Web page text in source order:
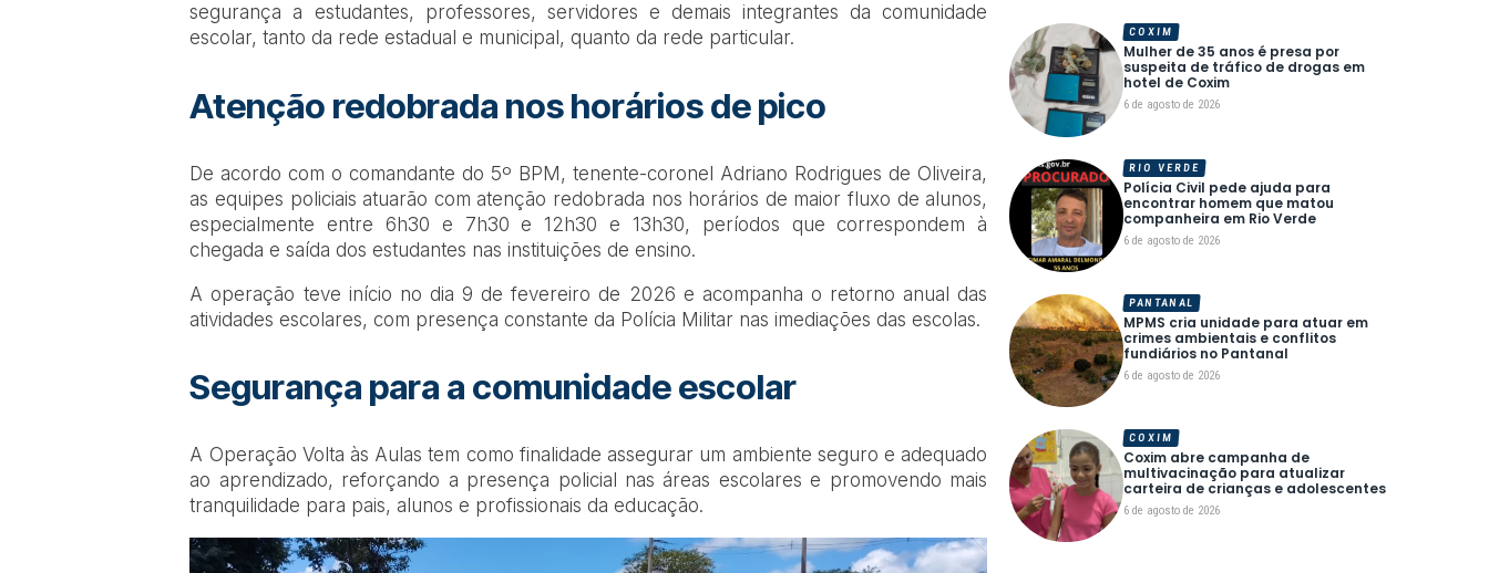
segurança a estudantes, professores, servidores e demais integrantes da comunidade
escolar, tanto da rede estadual e municipal, quanto da rede particular.
Atenção redobrada nos horários de pico
De acordo com o comandante do 5º BPM, tenente-coronel Adriano Rodrigues de Oliveira,
as equipes policiais atuarão com atenção redobrada nos horários de maior fluxo de alunos,
especialmente entre 6h30 e 7h30 e 12h30 e 13h30, períodos que correspondem à
chegada e saída dos estudantes nas instituições de ensino.
A operação teve início no dia 9 de fevereiro de 2026 e acompanha o retorno anual das
atividades escolares, com presença constante da Polícia Militar nas imediações das escolas.
Segurança para a comunidade escolar
A Operação Volta às Aulas tem como finalidade assegurar um ambiente seguro e adequado
ao aprendizado, reforçando a presença policial nas áreas escolares e promovendo mais
tranquilidade para pais, alunos e profissionais da educação.
Mulher de 35 anos é presa por
suspeita de tráfico de drogas em
hotel de Coxim
6 de agosto de 2026
COXIM
Polícia Civil pede ajuda para
encontrar homem que matou
companheira em Rio Verde
6 de agosto de 2026
RIO VERDE
MPMS cria unidade para atuar em
crimes ambientais e conflitos
fundiários no Pantanal
6 de agosto de 2026
PANTANAL
Coxim abre campanha de
multivacinação para atualizar
carteira de crianças e adolescentes
6 de agosto de 2026
COXIM